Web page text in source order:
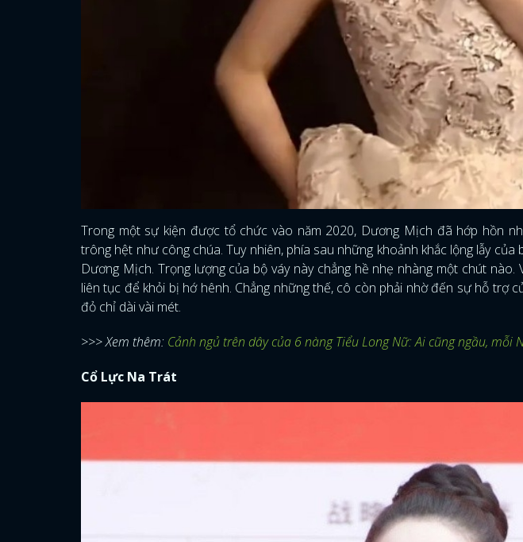
Trong một sự kiện được tổ chức vào năm 2020, Dương Mịch đã hớp hồn
trông hệt như công chúa. Tuy nhiên, phía sau những khoảnh khắc lộng lẫy của
Dương Mịch. Trọng lượng của bộ váy này chẳng hề nhẹ nhàng một chút
liên tục để khỏi bị hớ hênh. Chẳng những thế, cô còn phải nhờ đến sự hỗ trợ
đỏ chỉ dài vài mét.
>>> Xem thêm: Cảnh ngủ trên dây của 6 nàng Tiểu Long Nữ: Ai cũng ngầu, mỗi
Cổ Lực Na Trát